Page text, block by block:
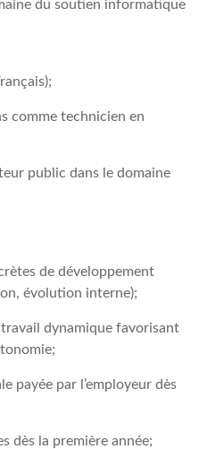
du soutien informatique
comme technicien en
public dans le domaine
de développement
évolution interne);
dynamique favorisant
payée par l’employeur dès
dès la première année;